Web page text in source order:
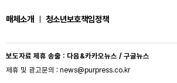
매체소개 ㅣ 청소년보호책임정책
보도자료 제휴 송출 : 다음&카카오뉴스 / 구글뉴스
제휴 및 광고문의 : news@purpress.co.kr